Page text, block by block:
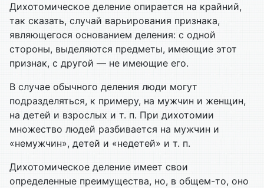
Дихотомическое деление опирается на крайний,
так сказать, случай варьирования признака,
являющегося основанием деления: с одной
стороны, выделяются предметы, имеющие этот
признак, с другой — не имеющие его.
В случае обычного деления люди могут
подразделяться, к примеру, на мужчин и женщин,
на детей и взрослых и т. п. При дихотомии
множество людей разбивается на мужчин и
«немужчин», детей и «недетей» и т. п.
Дихотомическое деление имеет свои
определенные преимущества, но, в общем-то, оно